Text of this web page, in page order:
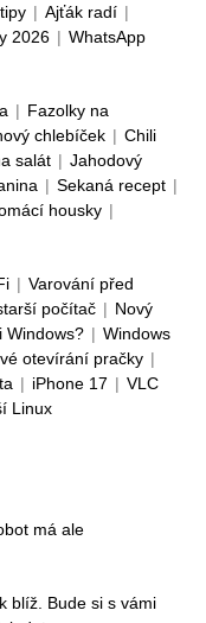
| Ajťák radí |
2026 | WhatsApp
| Fazolky na
chlebíček | Chili
salát | Jahodový
| Sekaná recept |
housky |
| Varování před
počítač | Nový
Windows? | Windows
otevírání pračky |
| iPhone 17 | VLC
Linux
má ale
blíž. Bude si s vámi